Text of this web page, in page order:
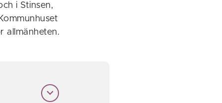
i Stinsen,
allmänheten.